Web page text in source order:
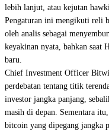
lebih lanjut, atau kejutan
Pengaturan ini mengikuti reli
oleh analis sebagai
keyakinan nyata, bahkan
baru.
Chief Investment Officer
perdebatan tentang titik
investor jangka panjang,
masih di depan. Sementara
bitcoin yang dipegang jangka